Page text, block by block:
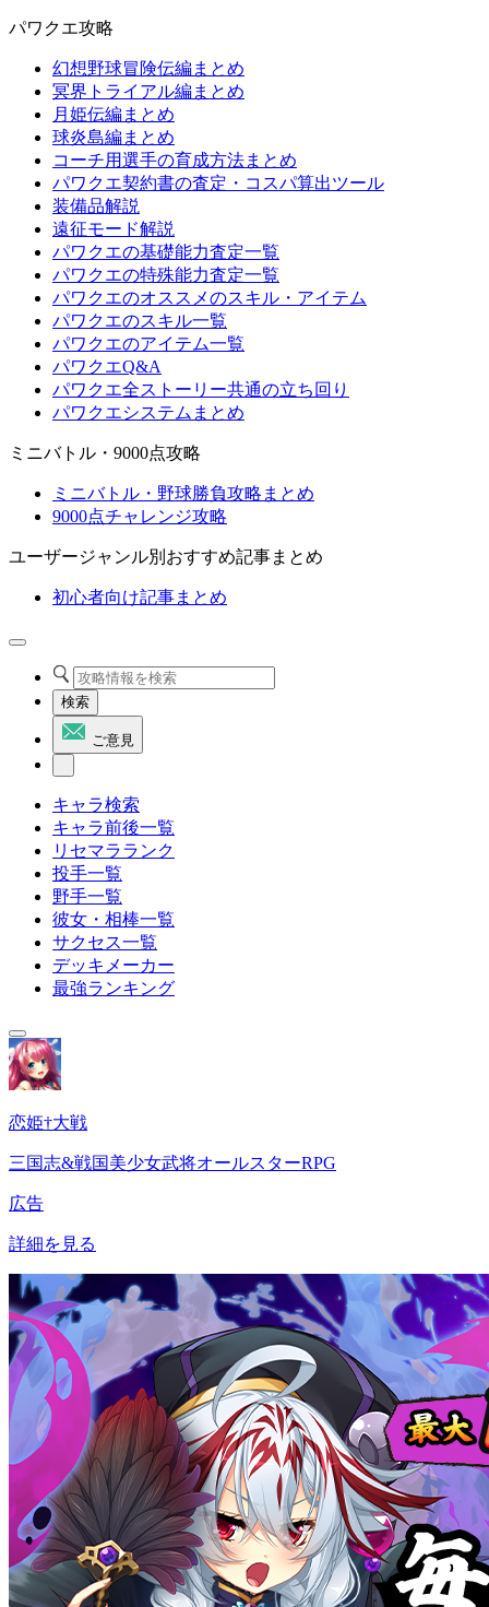
パワクエ攻略
幻想野球冒険伝編まとめ
冥界トライアル編まとめ
月姫伝編まとめ
球炎島編まとめ
コーチ用選手の育成方法まとめ
パワクエ契約書の査定・コスパ算出ツール
装備品解説
遠征モード解説
パワクエの基礎能力査定一覧
パワクエの特殊能力査定一覧
パワクエのオススメのスキル・アイテム
パワクエのスキル一覧
パワクエのアイテム一覧
パワクエQ&A
パワクエ全ストーリー共通の立ち回り
パワクエシステムまとめ
ミニバトル・9000点攻略
ミニバトル・野球勝負攻略まとめ
9000点チャレンジ攻略
ユーザージャンル別おすすめ記事まとめ
初心者向け記事まとめ
検索
ご意見
キャラ検索
キャラ前後一覧
リセマラランク
投手一覧
野手一覧
彼女・相棒一覧
サクセス一覧
デッキメーカー
最強ランキング
恋姫†大戦
三国志&戦国美少女武将オールスターRPG
広告
詳細を見る